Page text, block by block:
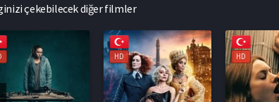
çekebilecek diğer filmler
HD HD